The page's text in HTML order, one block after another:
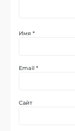
Имя*
Email*
Сайт